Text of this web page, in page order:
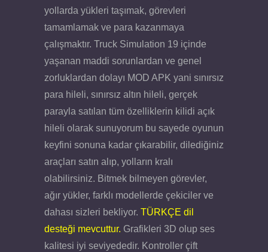
yollarda yükleri taşımak, görevleri
tamamlamak ve para kazanmaya
çalışmaktır. Truck Simulation 19 içinde
yaşanan maddi sorunlardan ve genel
zorluklardan dolayı MOD APK yani sınırsız
para hileli, sınırsız altın hileli, gerçek
parayla satılan tüm özelliklerin kilidi açık
hileli olarak sunuyorum bu sayede oyunun
keyfini sonuna kadar çıkarabilir, dilediğiniz
araçları satın alıp, yolların kralı
olabilirsiniz. Bitmek bilmeyen görevler,
ağır yükler, farklı modellerde çekiciler ve
dahası sizleri bekliyor. TÜRKÇE dil
desteği mevcuttur. Grafikleri 3D olup ses
kalitesi iyi seviyededir. Kontroller çift